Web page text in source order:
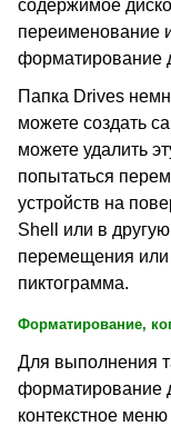
содержимое
переименование
форматирование
Папка Drives
можете создать
можете удалить
попытаться
устройств на
Shell или в
перемещения или
пиктограмма.
Форматирование,
Для выполнения
форматирование
контекстное